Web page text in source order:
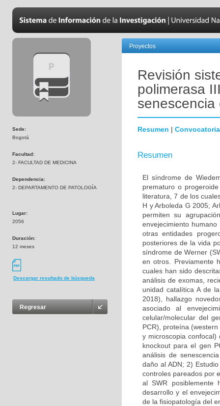
Sede:
Bogotá
Facultad:
2- FACULTAD DE MEDICINA
Dependencia:
2- DEPARTAMENTO DE PATOLOGÍA
Lugar:
2056
Duración:
12 meses
Descargar resultado de búsqueda
Regresar
Proyectos
Revisión
polimerasa
senescencia
Resumen | Convocatoria
Resumen
El síndrome de
prematuro o
literatura, 7 de los
H y Arboleda G 2005;
permiten su
envejecimiento
otras entidades
posteriores de la vida
síndrome de Werner
en otros. Previamente
cuales han sido
análisis de exomas,
unidad catalítica A de
2018), hallazgo
asociado al
celular/molecular del
PCR), proteína
y microscopia
knockout para el gen
análisis de
daño al ADN; 2)
controles pareados por
al SWR posiblemente
desarrollo y el
de la fisiopatología del